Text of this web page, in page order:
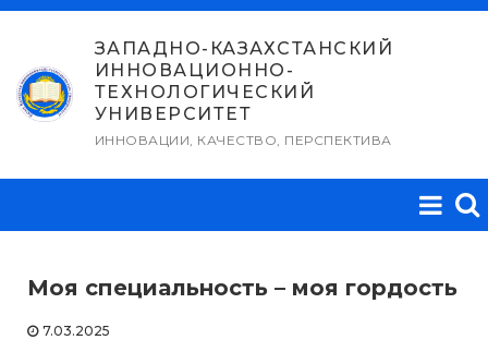
Перейти
содержимому
ЗАПАДНО-КАЗАХСТАНСКИЙ
ИННОВАЦИОННО-
ТЕХНОЛОГИЧЕСКИЙ
УНИВЕРСИТЕТ
ИННОВАЦИИ, КАЧЕСТВО, ПЕРСПЕКТИВА
Моя специальность – моя гордость
7.03.2025